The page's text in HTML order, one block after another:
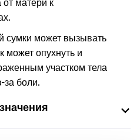
матери к
сумки может вызывать
может опухнуть и
участком тела
за боли.